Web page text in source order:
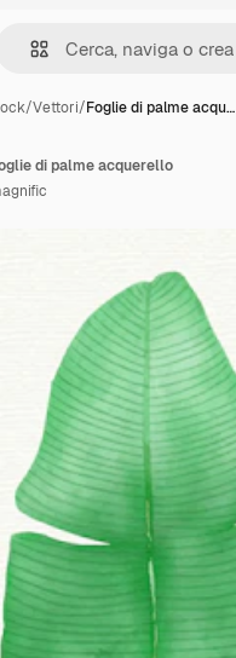
/Vettori/Foglie di palme acqu…
di palme acquerello